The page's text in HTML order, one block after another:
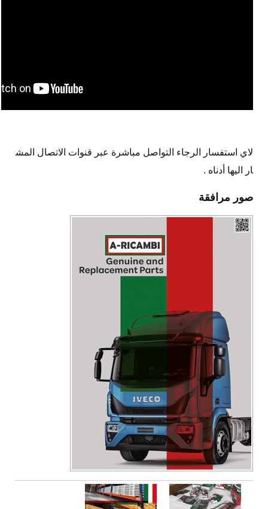
لاي استفسار الرجاء التواصل مباشرة عبر قنوات الاتصال المش
ار اليها أدناه .
صور مرافقة